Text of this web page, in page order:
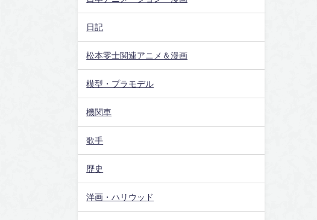
日記
松本零士関連アニメ＆漫画
模型・プラモデル
機関車
歌手
歴史
洋画・ハリウッド